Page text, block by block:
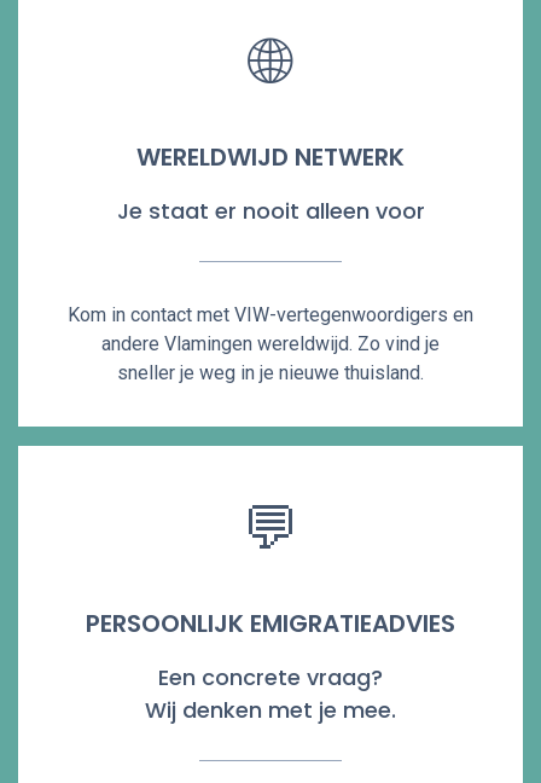
🌐
WERELDWIJD NETWERK
Je staat er nooit alleen voor
Kom in contact met VIW-vertegenwoordigers en
andere Vlamingen wereldwijd. Zo vind je
sneller je weg in je nieuwe thuisland.
💬
PERSOONLIJK EMIGRATIEADVIES
Een concrete vraag?
Wij denken met je mee.